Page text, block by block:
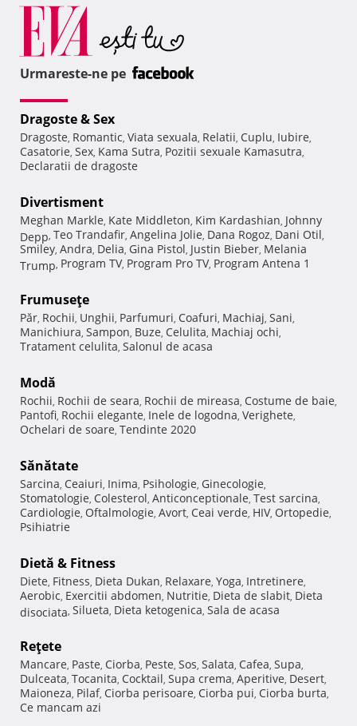
Urmareste-ne pe
Dragoste & Sex
Dragoste, Romantic, Viata sexuala, Relatii, Cuplu, Iubire,
Casatorie, Sex, Kama Sutra, Pozitii sexuale Kamasutra,
Declaratii de dragoste
Divertisment
Meghan Markle, Kate Middleton, Kim Kardashian, Johnny
Depp, Teo Trandafir, Angelina Jolie, Dana Rogoz, Dani Otil,
Smiley, Andra, Delia, Gina Pistol, Justin Bieber, Melania
Trump, Program TV, Program Pro TV, Program Antena 1
Frumuseţe
Păr, Rochii, Unghii, Parfumuri, Coafuri, Machiaj, Sani,
Manichiura, Sampon, Buze, Celulita, Machiaj ochi,
Tratament celulita, Salonul de acasa
Modă
Rochii, Rochii de seara, Rochii de mireasa, Costume de baie,
Pantofi, Rochii elegante, Inele de logodna, Verighete,
Ochelari de soare, Tendinte 2020
Sănătate
Sarcina, Ceaiuri, Inima, Psihologie, Ginecologie,
Stomatologie, Colesterol, Anticonceptionale, Test sarcina,
Cardiologie, Oftalmologie, Avort, Ceai verde, HIV, Ortopedie,
Psihiatrie
Dietă & Fitness
Diete, Fitness, Dieta Dukan, Relaxare, Yoga, Intretinere,
Aerobic, Exercitii abdomen, Nutritie, Dieta de slabit, Dieta
disociata, Silueta, Dieta ketogenica, Sala de acasa
Reţete
Mancare, Paste, Ciorba, Peste, Sos, Salata, Cafea, Supa,
Dulceata, Tocanita, Cocktail, Supa crema, Aperitive, Desert,
Maioneza, Pilaf, Ciorba perisoare, Ciorba pui, Ciorba burta,
Ce mancam azi